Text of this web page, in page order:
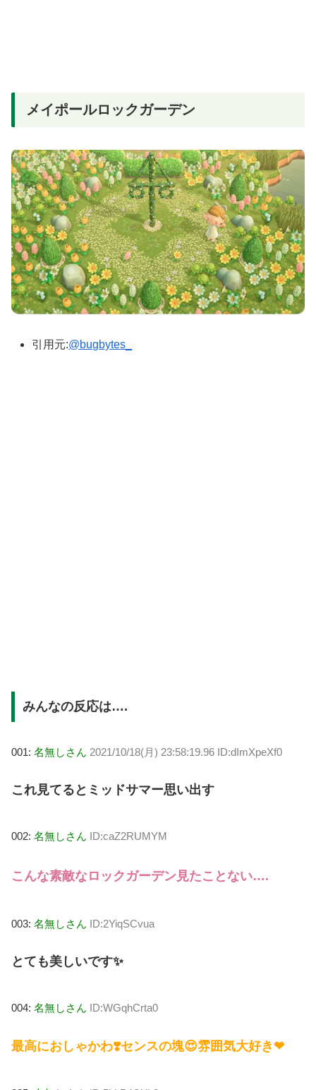
メイポールロックガーデン
引用元:@bugbytes_
みんなの反応は….
001: 名無しさん 2021/10/18(月) 23:58:19.96 ID:dImXpeXf0
これ見てるとミッドサマー思い出す
002: 名無しさん ID:caZ2RUMYM
こんな素敵なロックガーデン見たことない….
003: 名無しさん ID:2YiqSCvua
とても美しいです✨
004: 名無しさん ID:WGqhCrta0
最高におしゃかわ❣️センスの塊😍雰囲気大好き❤